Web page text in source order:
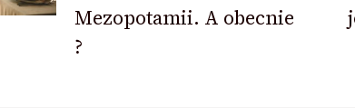
Mezopotamii. A obecnie
?